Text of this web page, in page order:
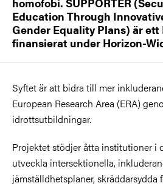
Education Through
Gender Equality Plans) är
finansierat under Horizon-
Syftet är att bidra till mer
European Research Area (ERA)
idrottsutbildningar.
Projektet stödjer åtta institutioner i
utveckla intersektionella,
jämställdhetsplaner,